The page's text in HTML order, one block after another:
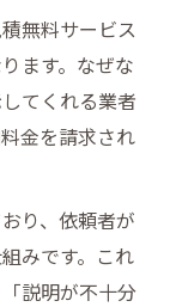
無料サービス
ます。なぜな
てくれる業者
金を請求され
り、依頼者が
みです。これ
説明が不十分